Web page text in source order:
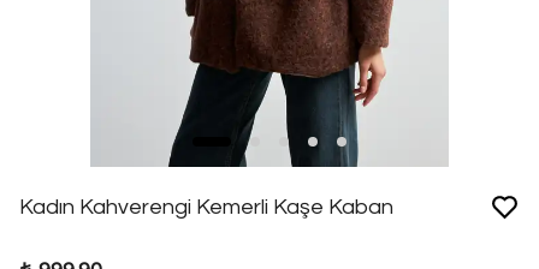
Kadın Kahverengi Kemerli Kaşe Kaban